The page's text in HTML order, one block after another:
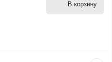
В корзину